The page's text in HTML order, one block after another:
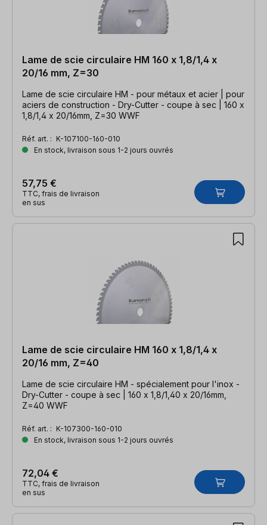
Lame de scie circulaire HM 160 x 1,8/1,4 x
20/16 mm, Z=30
Lame de scie circulaire HM - pour métaux et acier | pour
aciers de construction - Dry-Cutter - coupe à sec | 160 x
1,8/1,4 x 20/16mm, Z=30 WWF
Réf. art. : K-107100-160-010
En stock, livraison sous 1-2 jours ouvrés
57,75 €
TTC, frais de livraison
en sus
Lame de scie circulaire HM 160 x 1,8/1,4 x
20/16 mm, Z=40
Lame de scie circulaire HM - spécialement pour l'inox -
Dry-Cutter - coupe à sec | 160 x 1,8/1,40 x 20/16mm,
Z=40 WWF
Réf. art. : K-107300-160-010
En stock, livraison sous 1-2 jours ouvrés
72,04 €
TTC, frais de livraison
en sus